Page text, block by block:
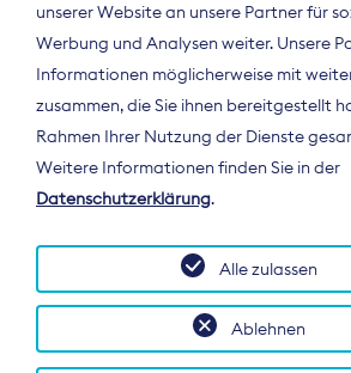
Der Bundesverband
Zeitungsverleger (BDZV) vertritt als
Spitzenorganisation die Interessen
Deutschland und auf EU-Ebene.
unserer Website an unsere Partner für
Werbung und Analysen weiter. Unsere
Informationen möglicherweise mit
zusammen, die Sie ihnen bereitgestellt
Rahmen Ihrer Nutzung der Dienste
Weitere Informationen finden Sie in der
Datenschutzerklärung.
Ablehnen
Alle zulassen